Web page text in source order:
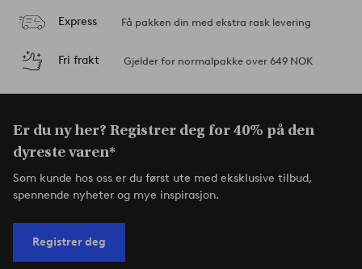
Express Få pakken din med ekstra rask levering
Fri frakt Gjelder for normalpakke over 649 NOK
Er du ny her? Registrer deg for 40% på den
dyreste varen*
Som kunde hos oss er du først ute med eksklusive tilbud,
spennende nyheter og mye inspirasjon.
Registrer deg